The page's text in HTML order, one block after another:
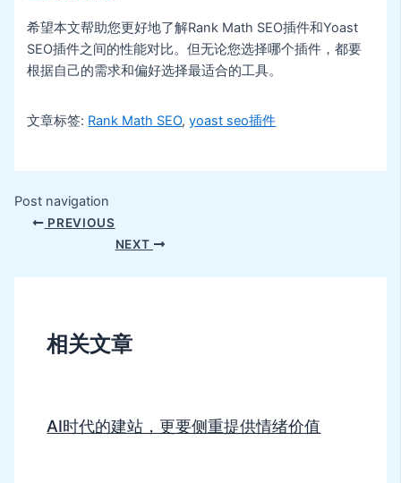
希望本文帮助您更好地了解Rank Math SEO插件和Yoast
SEO插件之间的性能对比。但无论您选择哪个插件，都要
根据自己的需求和偏好选择最适合的工具。
文章标签: Rank Math SEO,yoast seo插件
Post navigation
PREVIOUS
NEXT
相关文章
AI时代的建站，更要侧重提供情绪价值